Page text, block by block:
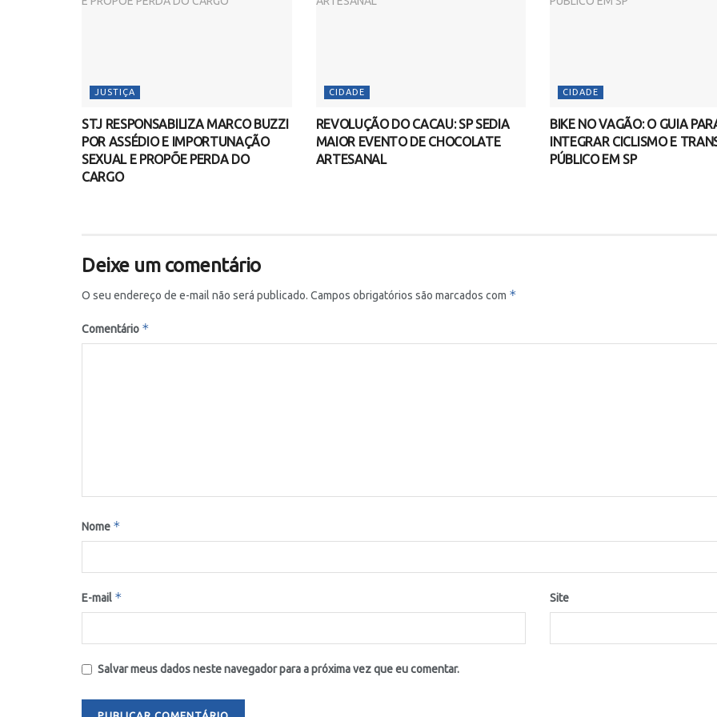
JUSTIÇA
STJ RESPONSABILIZA MARCO BUZZI
POR ASSÉDIO E IMPORTUNAÇÃO
SEXUAL E PROPÕE PERDA DO
CARGO
CIDADE
REVOLUÇÃO DO CACAU: SP SEDIA
MAIOR EVENTO DE CHOCOLATE
ARTESANAL
CIDADE
BIKE NO VAGÃO: O GUIA
INTEGRAR CICLISMO E
PÚBLICO EM SP
Deixe um comentário
O seu endereço de e-mail não será publicado. Campos obrigatórios são marcados com *
Comentário *
Nome *
E-mail * Site
Salvar meus dados neste navegador para a próxima vez que eu comentar.